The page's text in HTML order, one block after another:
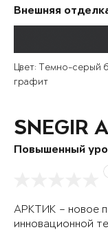
Внешняя
Цвет: Темно-серый
графит
SNEGIR
Повышенный
АРКТИК – новое
инновационной